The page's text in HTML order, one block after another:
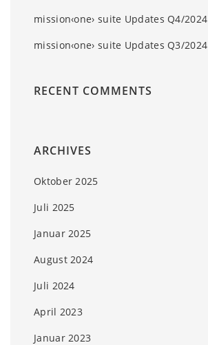
mission‹one› suite Updates Q4/2024
mission‹one› suite Updates Q3/2024
RECENT COMMENTS
ARCHIVES
Oktober 2025
Juli 2025
Januar 2025
August 2024
Juli 2024
April 2023
Januar 2023